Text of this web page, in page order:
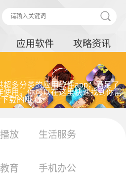
应用软件 攻略资讯
超多分类的应用软件app，满足了
使用。你可以在这里快速找到你需
载的哦。
放 生活服务
育 手机办公